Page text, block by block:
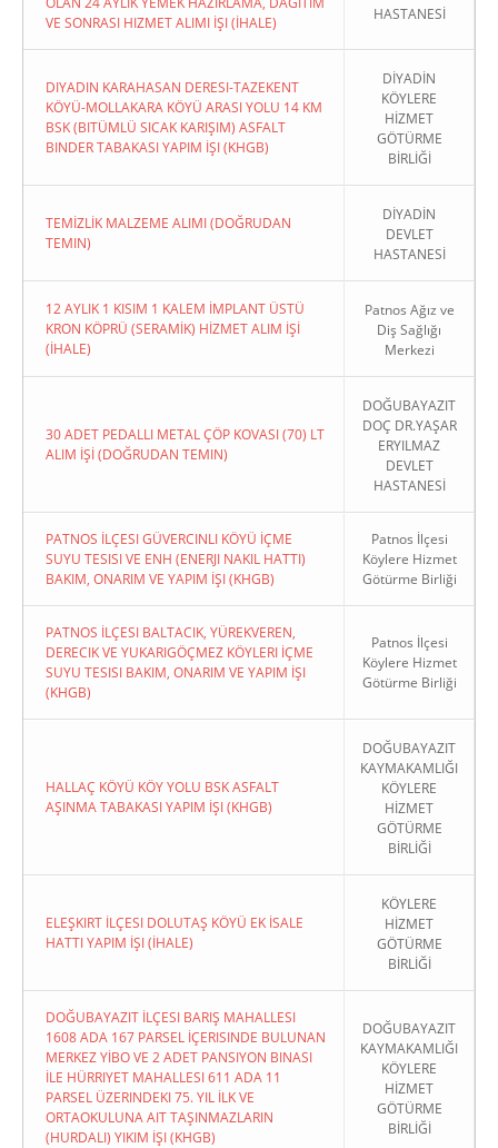
VE SONRASI HIZMET ALIMI İŞI (İHALE)
HASTANESİ
DIYADIN KARAHASAN DERESI-TAZEKENT
KÖYÜ-MOLLAKARA KÖYÜ ARASI YOLU 14 KM
BSK (BITÜMLÜ SICAK KARIŞIM) ASFALT
BINDER TABAKASI YAPIM İŞI (KHGB)
DİYADİN
KÖYLERE
HİZMET
GÖTÜRME
BİRLİĞİ
TEMİZLİK MALZEME ALIMI (DOĞRUDAN
TEMIN)
DİYADİN
DEVLET
HASTANESİ
12 AYLIK 1 KISIM 1 KALEM İMPLANT ÜSTÜ
KRON KÖPRÜ (SERAMİK) HİZMET ALIM İŞİ
(İHALE)
Patnos Ağız ve
Diş Sağlığı
Merkezi
30 ADET PEDALLI METAL ÇÖP KOVASI (70) LT
ALIM İŞİ (DOĞRUDAN TEMIN)
DOĞUBAYAZIT
DOÇ DR.YAŞAR
ERYILMAZ
DEVLET
HASTANESİ
PATNOS İLÇESI GÜVERCINLI KÖYÜ İÇME
SUYU TESISI VE ENH (ENERJI NAKIL HATTI)
BAKIM, ONARIM VE YAPIM İŞI (KHGB)
Patnos İlçesi
Köylere Hizmet
Götürme Birliği
PATNOS İLÇESI BALTACIK, YÜREKVEREN,
DERECIK VE YUKARIGÖÇMEZ KÖYLERI İÇME
SUYU TESISI BAKIM, ONARIM VE YAPIM İŞI
(KHGB)
Patnos İlçesi
Köylere Hizmet
Götürme Birliği
HALLAÇ KÖYÜ KÖY YOLU BSK ASFALT
AŞINMA TABAKASI YAPIM İŞI (KHGB)
DOĞUBAYAZIT
KAYMAKAMLIĞI
KÖYLERE
HİZMET
GÖTÜRME
BİRLİĞİ
ELEŞKIRT İLÇESI DOLUTAŞ KÖYÜ EK İSALE
HATTI YAPIM İŞI (İHALE)
KÖYLERE
HİZMET
GÖTÜRME
BİRLİĞİ
DOĞUBAYAZIT İLÇESI BARIŞ MAHALLESI
1608 ADA 167 PARSEL İÇERISINDE BULUNAN
MERKEZ YİBO VE 2 ADET PANSIYON BINASI
İLE HÜRRIYET MAHALLESI 611 ADA 11
PARSEL ÜZERINDEKI 75. YIL İLK VE
ORTAOKULUNA AIT TAŞINMAZLARIN
(HURDALI) YIKIM İŞI (KHGB)
DOĞUBAYAZIT
KAYMAKAMLIĞI
KÖYLERE
HİZMET
GÖTÜRME
BİRLİĞİ